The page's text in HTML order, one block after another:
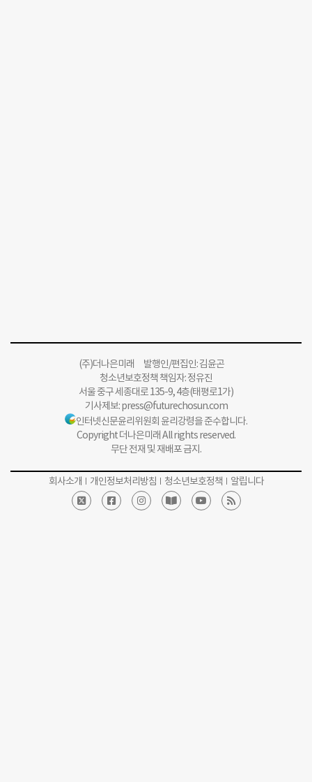
(주)더나은미래 발행인/편집인: 김윤곤
청소년보호정책 책임자: 정유진
서울 중구 세종대로 135-9, 4층(태평로1가)
기사제보:press@futurechosun.com
인터넷신문윤리위원회 윤리강령을 준수합니다.
Copyright 더나은미래 All rights reserved.
무단 전재 및 재배포 금지.
회사소개 개인정보처리방침 청소년보호정책 알립니다